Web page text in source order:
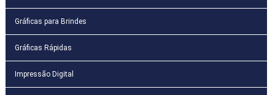
Gráficas para Brindes
Gráficas Rápidas
Impressão Digital